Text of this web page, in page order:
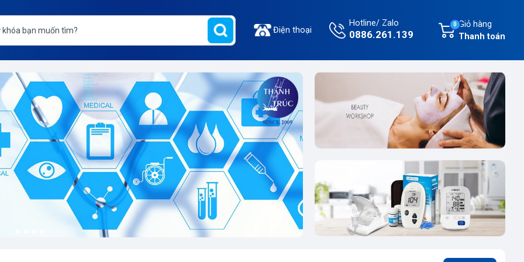
Điện thoại
Hotline/ Zalo
0886.261.139
Giỏ hàng
Thanh toán
0